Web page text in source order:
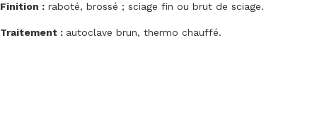
Finition : raboté, brossé ; sciage fin ou brut de sciage.
Traitement : autoclave brun, thermo chauffé.